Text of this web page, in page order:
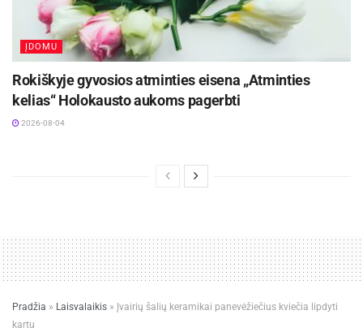
ĮDOMU
Rokiškyje gyvosios atminties eisena „Atminties
kelias“ Holokausto aukoms pagerbti
2026-08-04
Pradžia » Laisvalaikis » Įvairių šalių keramikai panevėžiečius kviečia lipdyti
kartu